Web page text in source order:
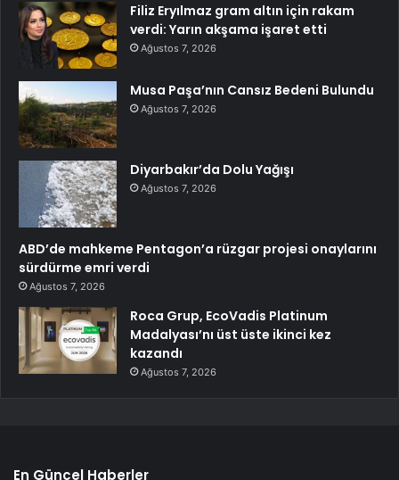
Filiz Eryılmaz gram altın için rakam
verdi: Yarın akşama işaret etti
Ağustos 7, 2026
Musa Paşa’nın Cansız Bedeni Bulundu
Ağustos 7, 2026
Diyarbakır’da Dolu Yağışı
Ağustos 7, 2026
ABD’de mahkeme Pentagon’a rüzgar projesi onaylarını
sürdürme emri verdi
Ağustos 7, 2026
Roca Grup, EcoVadis Platinum
Madalyası’nı üst üste ikinci kez
kazandı
Ağustos 7, 2026
En Güncel Haberler